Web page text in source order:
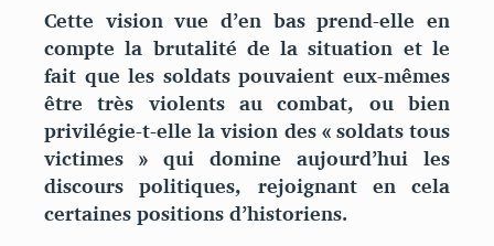
Cette vision vue d’en bas prend-elle en
compte la brutalité de la situation et le
fait que les soldats pouvaient eux-mêmes
être très violents au combat, ou bien
privilégie-t-elle la vision des « soldats tous
victimes » qui domine aujourd’hui les
discours politiques, rejoignant en cela
certaines positions d’historiens.